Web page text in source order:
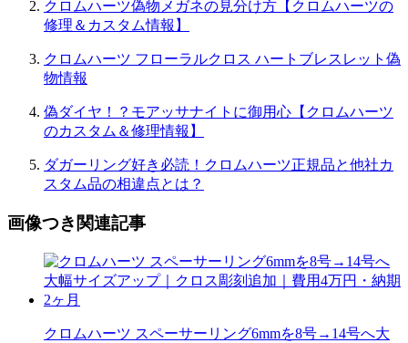
クロムハーツ偽物メガネの見分け方【クロムハーツの
修理＆カスタム情報】
クロムハーツ フローラルクロス ハートブレスレット偽
物情報
偽ダイヤ！？モアッサナイトに御用心【クロムハーツ
のカスタム＆修理情報】
ダガーリング好き必読！クロムハーツ正規品と他社カ
スタム品の相違点とは？
画像つき関連記事
クロムハーツ スペーサーリング6mmを8号→14号へ大